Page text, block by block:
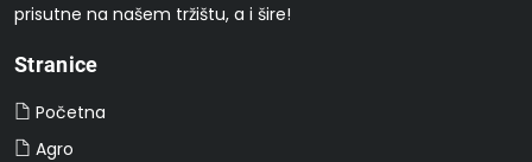
prisutne na našem tržištu, a i šire!
Stranice
Početna
Agro